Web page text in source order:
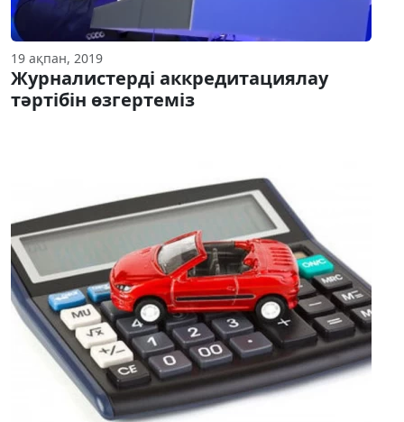
19 ақпан, 2019
Журналистерді аккредитациялау
тәртібін өзгертеміз